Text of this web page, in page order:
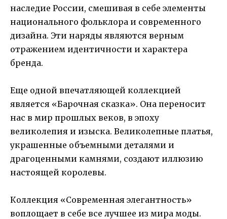
наследие России, смешивая в себе элементы
национального фольклора и современного
дизайна. Эти наряды являются верным
отражением идентичности и характера
бренда.
Еще одной впечатляющей коллекцией
является «Барочная сказка». Она переносит
нас в мир прошлых веков, в эпоху
великолепия и изыска. Великолепные платья,
украшенные объемными деталями и
драгоценными камнями, создают иллюзию
настоящей королевы.
Коллекция «Современная элегантность»
воплощает в себе все лучшее из мира моды.